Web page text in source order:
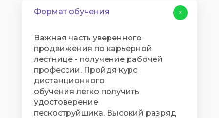
Формат обучения
Важная часть уверенного
продвижения по карьерной
лестнице - получение рабочей
профессии. Пройдя курс
дистанционного
обучения легко получить
удостоверение
пескоструйщика. Высокий разряд
+